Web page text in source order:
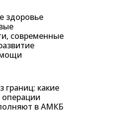
здоровье
современные
границ: какие
в АМКБ